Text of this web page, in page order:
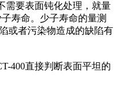
需要表面钝化处理，就量
寿命。少子寿命的量测
或者污染物造成的缺陷有
400直接判断表面平坦的